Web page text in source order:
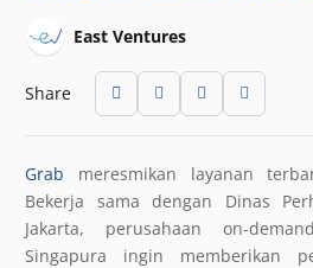
East Ventures
Share
Grab meresmikan layanan
Bekerja sama dengan Dinas
Jakarta, perusahaan on-
Singapura ingin memberikan